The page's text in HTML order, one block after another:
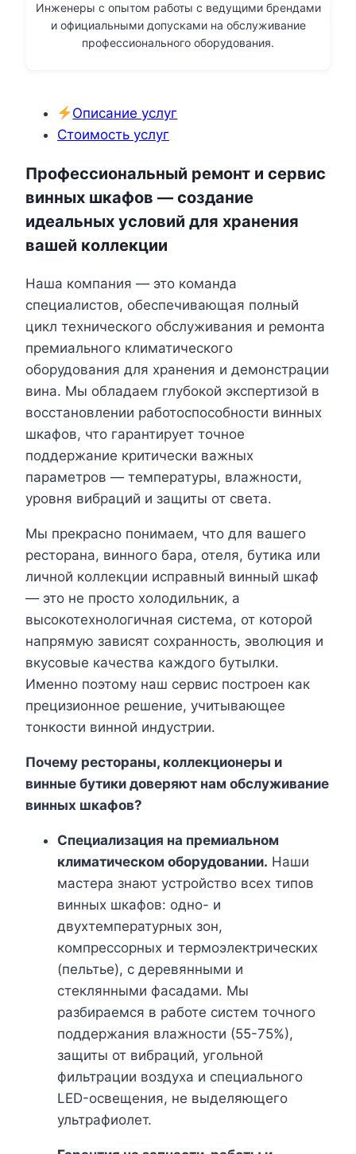
Инженеры с опытом работы с ведущими брендами
и официальными допусками на обслуживание
профессионального оборудования.
Описание услуг
Стоимость услуг
Профессиональный ремонт и сервис
винных шкафов — создание
идеальных условий для хранения
вашей коллекции
Наша компания — это команда
специалистов, обеспечивающая полный
цикл технического обслуживания и ремонта
премиального климатического
оборудования для хранения и демонстрации
вина. Мы обладаем глубокой экспертизой в
восстановлении работоспособности винных
шкафов, что гарантирует точное
поддержание критически важных
параметров — температуры, влажности,
уровня вибраций и защиты от света.
Мы прекрасно понимаем, что для вашего
ресторана, винного бара, отеля, бутика или
личной коллекции исправный винный шкаф
— это не просто холодильник, а
высокотехнологичная система, от которой
напрямую зависят сохранность, эволюция и
вкусовые качества каждого бутылки.
Именно поэтому наш сервис построен как
прецизионное решение, учитывающее
тонкости винной индустрии.
Почему рестораны, коллекционеры и
винные бутики доверяют нам обслуживание
винных шкафов?
Специализация на премиальном
климатическом оборудовании. Наши
мастера знают устройство всех типов
винных шкафов: одно- и
двухтемпературных зон,
компрессорных и термоэлектрических
(пельтье), с деревянными и
стеклянными фасадами. Мы
разбираемся в работе систем точного
поддержания влажности (55-75%),
защиты от вибраций, угольной
фильтрации воздуха и специального
LED-освещения, не выделяющего
ультрафиолет.